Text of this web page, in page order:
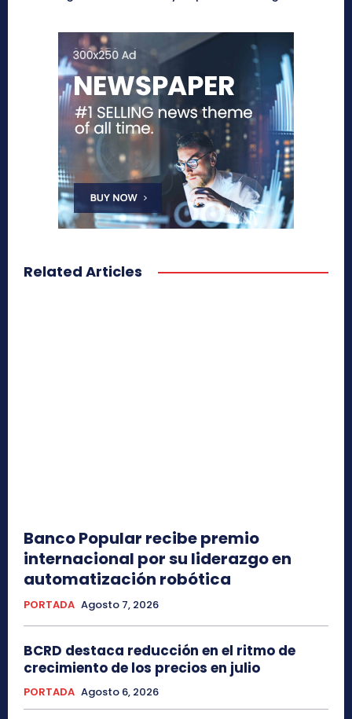
Related Articles
Banco Popular recibe premio
internacional por su liderazgo en
automatización robótica
PORTADA Agosto 7, 2026
BCRD destaca reducción en el ritmo de
crecimiento de los precios en julio
PORTADA Agosto 6, 2026